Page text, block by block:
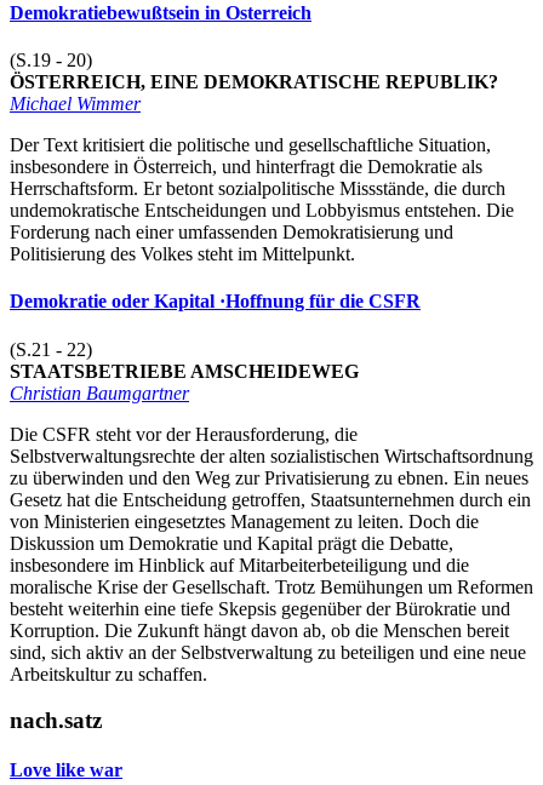
Demokratiebewußtsein in Osterreich
(S.19 - 20)
ÖSTERREICH, EINE DEMOKRATISCHE REPUBLIK?
Michael Wimmer
Der Text kritisiert die politische und gesellschaftliche Situation,
insbesondere in Österreich, und hinterfragt die Demokratie als
Herrschaftsform. Er betont sozialpolitische Missstände, die durch
undemokratische Entscheidungen und Lobbyismus entstehen. Die
Forderung nach einer umfassenden Demokratisierung und
Politisierung des Volkes steht im Mittelpunkt.
Demokratie oder Kapital ·Hoffnung für die CSFR
(S.21 - 22)
STAATSBETRIEBE AMSCHEIDEWEG
Christian Baumgartner
Die CSFR steht vor der Herausforderung, die
Selbstverwaltungsrechte der alten sozialistischen Wirtschaftsordnung
zu überwinden und den Weg zur Privatisierung zu ebnen. Ein neues
Gesetz hat die Entscheidung getroffen, Staatsunternehmen durch ein
von Ministerien eingesetztes Management zu leiten. Doch die
Diskussion um Demokratie und Kapital prägt die Debatte,
insbesondere im Hinblick auf Mitarbeiterbeteiligung und die
moralische Krise der Gesellschaft. Trotz Bemühungen um Reformen
besteht weiterhin eine tiefe Skepsis gegenüber der Bürokratie und
Korruption. Die Zukunft hängt davon ab, ob die Menschen bereit
sind, sich aktiv an der Selbstverwaltung zu beteiligen und eine neue
Arbeitskultur zu schaffen.
nach.satz
Love like war